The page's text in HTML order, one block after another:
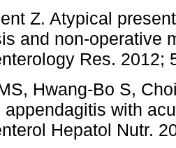
Z. Atypical
and non-operative
Res. 2012;
Hwang-Bo S,
appendagitis with
Hepatol Nutr.